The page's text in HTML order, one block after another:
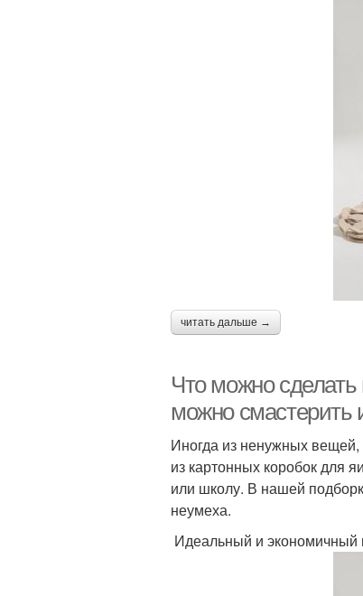
читать дальше →
Что можно сделать
можно смастерить
Иногда из ненужных вещей,
из картонных коробок для
или школу. В нашей
неумеха.
Идеальный и экономичный